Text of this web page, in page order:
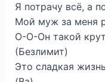
Я потрачу всё, а
Мой муж за меня
О-О-Он такой
(Безлимит)
Это сладкая